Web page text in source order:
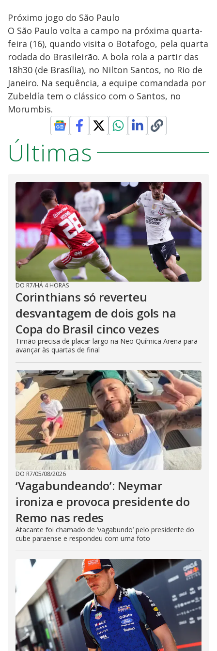
Próximo jogo do São Paulo
O São Paulo volta a campo na próxima quarta-
feira (16), quando visita o Botafogo, pela quarta
rodada do Brasileirão. A bola rola a partir das
18h30 (de Brasília), no Nilton Santos, no Rio de
Janeiro. Na sequência, a equipe comandada por
Zubeldía tem o clássico com o Santos, no
Morumbis.
Últimas
DO R7/HÁ 4 HORAS
Corinthians só reverteu
desvantagem de dois gols na
Copa do Brasil cinco vezes
Timão precisa de placar largo na Neo Química Arena para
avançar às quartas de final
DO R7/05/08/2026
‘Vagabundeando’: Neymar
ironiza e provoca presidente do
Remo nas redes
Atacante foi chamado de ‘vagabundo’ pelo presidente do
cube paraense e respondeu com uma foto